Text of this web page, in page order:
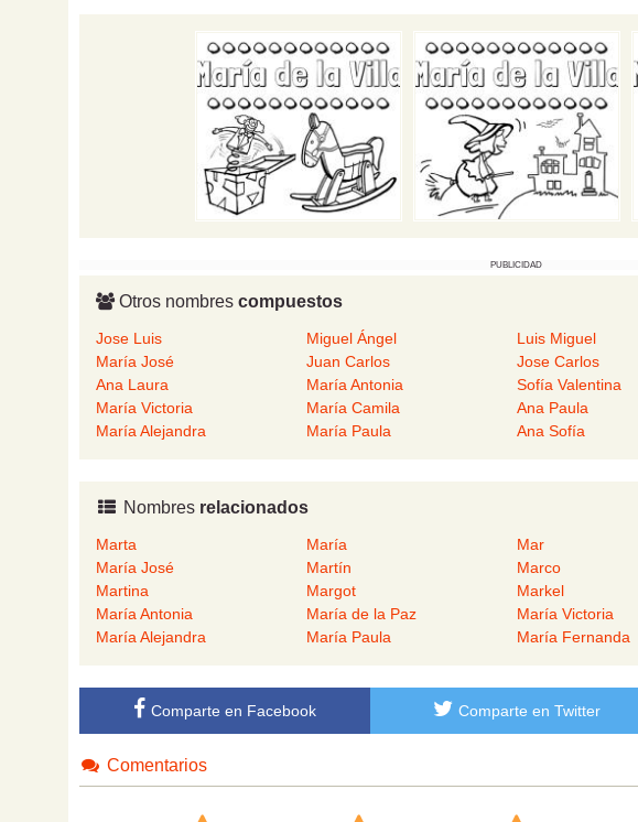
PUBLICIDAD
Otros nombres compuestos
Jose Luis Miguel Ángel Luis Miguel
María José
Juan Carlos Jose Carlos
Ana Laura
María Antonia Sofía Valentina
María Victoria
María Camila Ana Paula
María Alejandra
María Paula Ana Sofía
Nombres relacionados
Marta María Mar
María José
Martín Marco
Martina
Margot Markel
María Antonia
María de la Paz María Victoria
María Alejandra
María Paula María Fernanda
Comparte en Facebook Comparte en Twitter
Comentarios